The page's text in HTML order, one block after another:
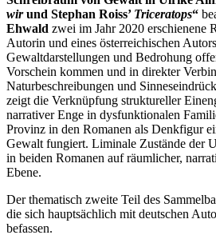
wirund Stephan Roiss’ Triceratops“
Ehwald zwei im Jahr 2020 erschienene
Autorin und eines österreichischen
Gewaltdarstellungen und Bedrohung
Vorschein kommen und in direkter
Naturbeschreibungen und
zeigt die Verknüpfung struktureller
narrativer Enge in dysfunktionalen
Provinz in den Romanen als Denkfigur
Gewalt fungiert. Liminale Zustände der
in beiden Romanen auf räumlicher,
Ebene.
Der thematisch zweite Teil des
die sich hauptsächlich mit deutschen
befassen.